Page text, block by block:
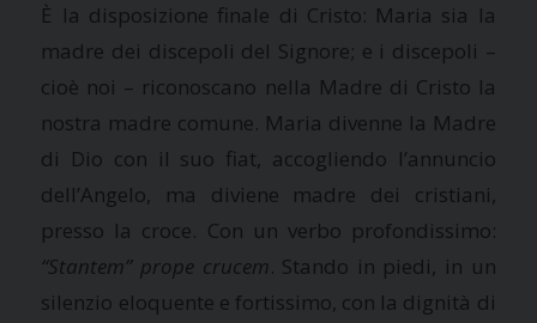
È la disposizione finale di Cristo: Maria sia la
madre dei discepoli del Signore; e i discepoli –
cioè noi – riconoscano nella Madre di Cristo la
nostra madre comune. Maria divenne la Madre
di Dio con il suo fiat, accogliendo l’annuncio
dell’Angelo, ma diviene madre dei cristiani,
presso la croce. Con un verbo profondissimo:
“Stantem” prope crucem. Stando in piedi, in un
silenzio eloquente e fortissimo, con la dignità di